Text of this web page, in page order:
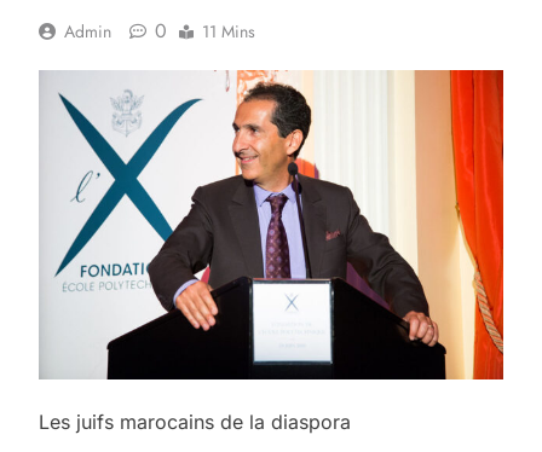
Admin 0 11 Mins
Les juifs marocains de la diaspora